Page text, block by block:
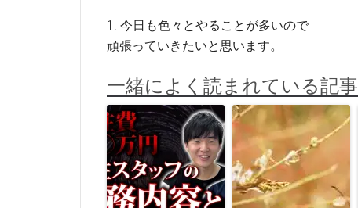
1. 今日も色々とやることが多いので
頑張っていきたいと思います。
一緒によく読まれている記事